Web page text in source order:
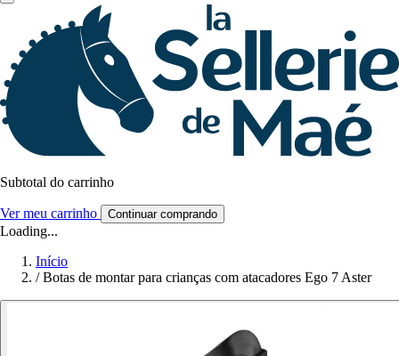
Subtotal do carrinho
Ver meu carrinho Continuar comprando
Loading...
Início
/ Botas de montar para crianças com atacadores Ego 7 Aster